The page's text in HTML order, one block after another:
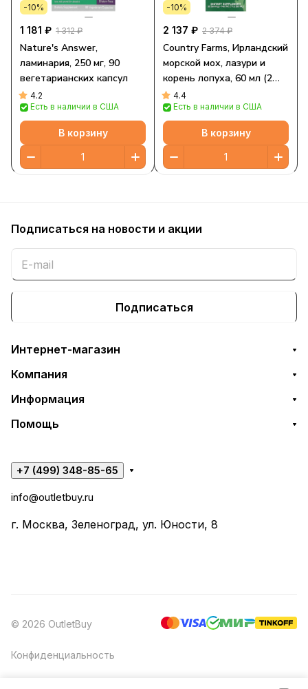
-10%
1 181 ₽ 1 312 ₽
Nature's Answer,
ламинария, 250 мг, 90
вегетарианских капсул
4.2
Есть в наличии в США
В корзину
-10%
2 137 ₽ 2 374 ₽
Country Farms, Ирландский
морской мох, лазури и
корень лопуха, 60 мл (2
жидк. Унции)
4.4
Есть в наличии в США
В корзину
Подписаться на новости и акции
Подписаться
Интернет-магазин
Компания
Информация
Помощь
+7 (499) 348-85-65
info@outletbuy.ru
г. Москва, Зеленоград, ул. Юности, 8
© 2026 OutletBuy
Конфиденциальность